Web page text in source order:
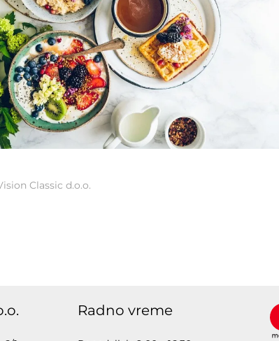
Classic d.o.o.
Radno vreme